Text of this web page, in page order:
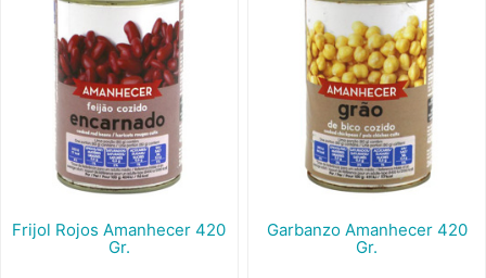
Frijol Rojos Amanhecer 420
Gr.
Garbanzo Amanhecer 420
Gr.